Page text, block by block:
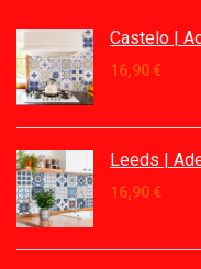
Castelo |
16,90 €
Leeds |
16,90 €